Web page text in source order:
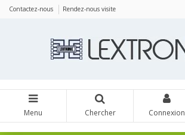
Contactez-nous Rendez-nous visite
Menu Chercher Connexion
Panneau de gestion des cookies